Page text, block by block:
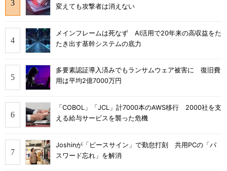
変えても攻撃者は消えない
メインフレームは死なず AI活用で20年来の高収益をた
たき出す基幹システムの底力
多要素認証導入済みでもランサムウェア被害に 復旧費
用は平均2億7000万円
「COBOL」「JCL」計7000本のAWS移行 2000社を支
える給与サービスを襲った危機
Joshinが「ピースサイン」で勤怠打刻 共用PCの「パ
スワード忘れ」を解消